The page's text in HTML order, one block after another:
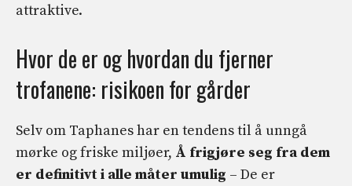
attraktive.
Hvor de er og hvordan du fjerner
trofanene: risikoen for gårder
Selv om Taphanes har en tendens til å unngå
mørke og friske miljøer, Å frigjøre seg fra dem
er definitivt i alle måter umulig – De er